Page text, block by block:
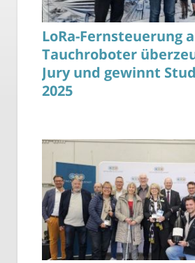
LoRa-Fernsteuerung
Tauchroboter
Jury und gewinnt
2025